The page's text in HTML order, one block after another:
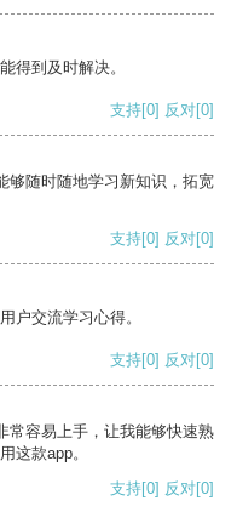
得到及时解决。
支持[0] 反对[0]
够随时随地学习新知识，拓宽
支持[0] 反对[0]
户交流学习心得。
支持[0] 反对[0]
常容易上手，让我能够快速熟
这款app。
支持[0] 反对[0]